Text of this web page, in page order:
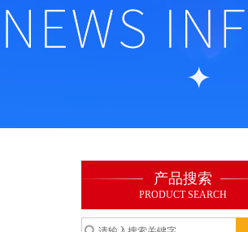
产品搜索
PRODUCT SEARCH